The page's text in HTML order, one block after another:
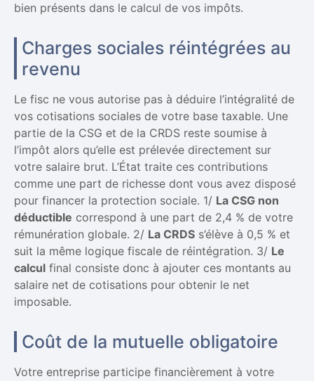
bien présents dans le calcul de vos impôts.
Charges sociales réintégrées au
revenu
Le fisc ne vous autorise pas à déduire l’intégralité de
vos cotisations sociales de votre base taxable. Une
partie de la CSG et de la CRDS reste soumise à
l’impôt alors qu’elle est prélevée directement sur
votre salaire brut. L’État traite ces contributions
comme une part de richesse dont vous avez disposé
pour financer la protection sociale. 1/ La CSG non
déductible correspond à une part de 2,4 % de votre
rémunération globale. 2/ La CRDS s’élève à 0,5 % et
suit la même logique fiscale de réintégration. 3/ Le
calcul final consiste donc à ajouter ces montants au
salaire net de cotisations pour obtenir le net
imposable.
Coût de la mutuelle obligatoire
Votre entreprise participe financièrement à votre